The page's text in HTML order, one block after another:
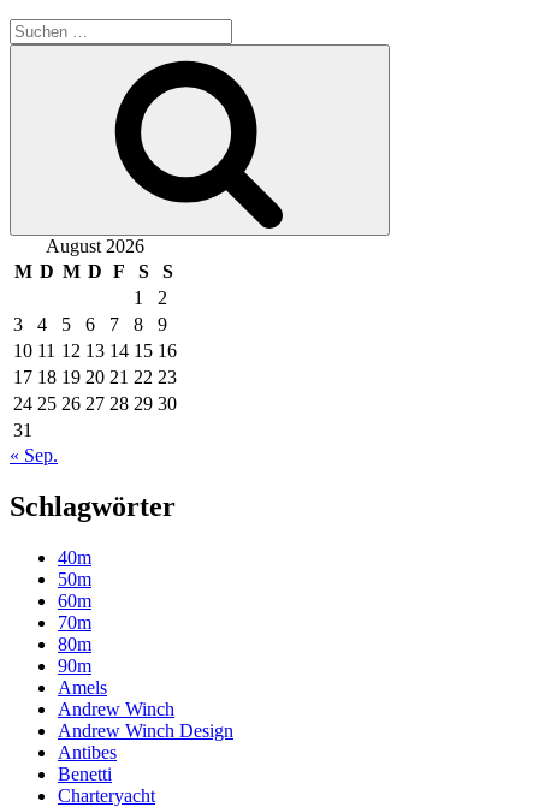
Suche
nach:
August 2026
M D M D F S
S
1
2
3
4 5 6 7 8
9
10 11 12 13 14 15 16
17 18 19 20 21 22 23
24 25 26 27 28 29 30
31
« Sep.
Schlagwörter
40m
50m
60m
70m
80m
90m
Amels
Andrew Winch
Andrew Winch Design
Antibes
Benetti
Charteryacht